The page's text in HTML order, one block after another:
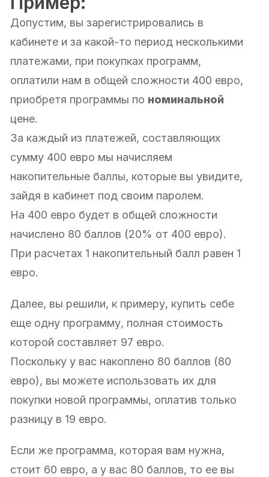
Допустим, вы зарегистрировались в
кабинете и за какой-то период несколькими
платежами, при покупках программ,
оплатили нам в общей сложности 400 евро,
приобретя программы по номинальной
цене.
За каждый из платежей, составляющих
сумму 400 евро мы начисляем
накопительные баллы, которые вы увидите,
зайдя в кабинет под своим паролем.
На 400 евро будет в общей сложности
начислено 80 баллов (20% от 400 евро).
При расчетах 1 накопительный балл равен 1
евро.
Далее, вы решили, к примеру, купить себе
еще одну программу, полная стоимость
которой составляет 97 евро.
Поскольку у вас накоплено 80 баллов (80
евро), вы можете использовать их для
покупки новой программы, оплатив только
разницу в 19 евро.
Если же программа, которая вам нужна,
стоит 60 евро, а у вас 80 баллов, то ее вы